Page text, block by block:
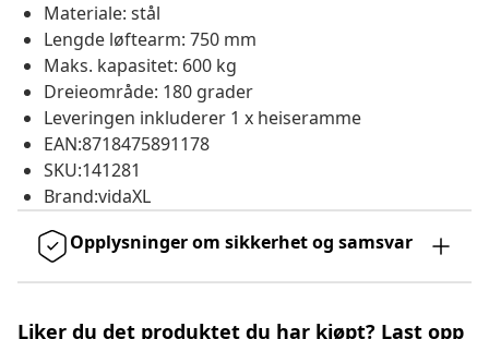
Materiale: stål
Lengde løftearm: 750 mm
Maks. kapasitet: 600 kg
Dreieområde: 180 grader
Leveringen inkluderer 1 x heiseramme
EAN:8718475891178
SKU:141281
Brand:vidaXL
Opplysninger om sikkerhet og samsvar
Liker du det produktet du har kjøpt? Last opp